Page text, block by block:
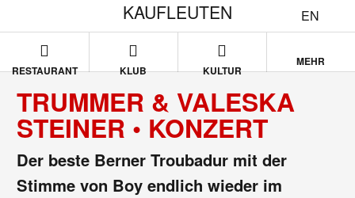
EN
KAUFLEUTEN
RESTAURANT KLUB KULTUR
MEHR
TRUMMER & VALESKA
STEINER • KONZERT
Der beste Berner Troubadur mit der
Stimme von Boy endlich wieder im